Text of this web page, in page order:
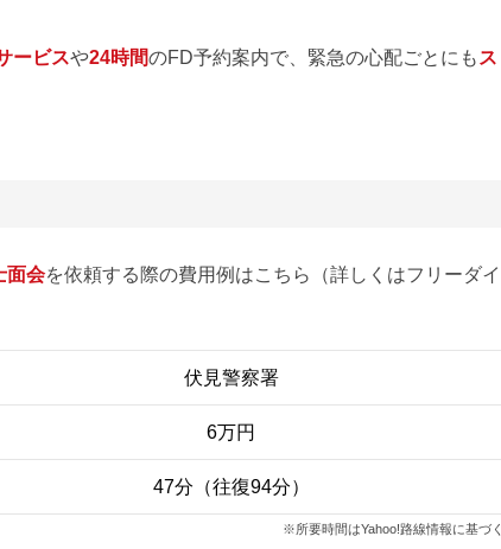
ービスや24時間のFD予約案内で、緊急の心配ごとにも ス
面会を依頼する際の費用例はこちら（詳しくはフリーダイ
伏見警察署
6万円
47分（往復94分）
※所要時間はYahoo!路線情報に基づく